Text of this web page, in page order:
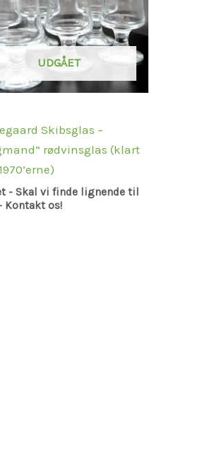
UDGÅET
Skibsglas –
rødvinsglas (klart
- Skal vi finde lignende til
Kontakt os!